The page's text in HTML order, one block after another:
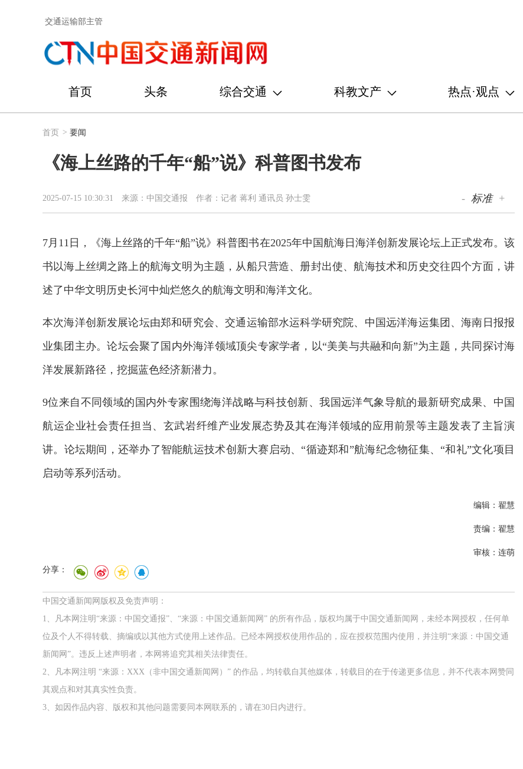
交通运输部主管
首页 头条 综合交通 科教文产 热点·观点
首页 > 要闻
《海上丝路的千年“船”说》科普图书发布
2025-07-15 10:30:31 来源：中国交通报 作者：记者 蒋利 通讯员 孙士雯 - 标准 +
7月11日，《海上丝路的千年“船”说》科普图书在2025年中国航海日海洋创新发展论坛上正式发布。该
书以海上丝绸之路上的航海文明为主题，从船只营造、册封出使、航海技术和历史交往四个方面，讲
述了中华文明历史长河中灿烂悠久的航海文明和海洋文化。
本次海洋创新发展论坛由郑和研究会、交通运输部水运科学研究院、中国远洋海运集团、海南日报报
业集团主办。论坛会聚了国内外海洋领域顶尖专家学者，以“美美与共融和向新”为主题，共同探讨海
洋发展新路径，挖掘蓝色经济新潜力。
9位来自不同领域的国内外专家围绕海洋战略与科技创新、我国远洋气象导航的最新研究成果、中国
航运企业社会责任担当、玄武岩纤维产业发展态势及其在海洋领域的应用前景等主题发表了主旨演
讲。论坛期间，还举办了智能航运技术创新大赛启动、“循迹郑和”航海纪念物征集、“和礼”文化项目
启动等系列活动。
编辑：翟慧
责编：翟慧
审核：连萌
分享：
中国交通新闻网版权及免责声明：
1、凡本网注明“来源：中国交通报”、“来源：中国交通新闻网” 的所有作品，版权均属于中国交通新闻网，未经本网授权，任何单
位及个人不得转载、摘编或以其他方式使用上述作品。已经本网授权使用作品的，应在授权范围内使用，并注明“来源：中国交通
新闻网”。违反上述声明者，本网将追究其相关法律责任。
2、凡本网注明 “来源：XXX（非中国交通新闻网）” 的作品，均转载自其他媒体，转载目的在于传递更多信息，并不代表本网赞同
其观点和对其真实性负责。
3、如因作品内容、版权和其他问题需要同本网联系的，请在30日内进行。